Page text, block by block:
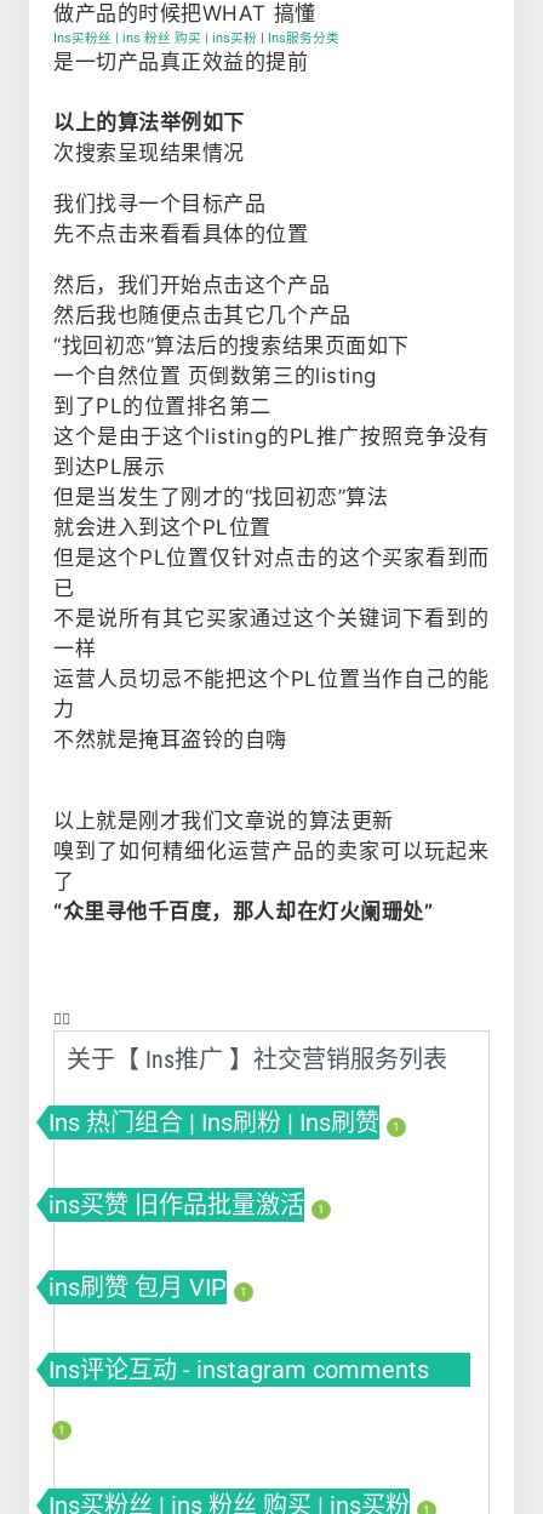
做产品的时候把WHAT 搞懂
Ins买粉丝 | ins 粉丝 购买 | ins买粉 Ins服务分类
是一切产品真正效益的提前
以上的算法举例如下
次搜索呈现结果情况
我们找寻一个目标产品
先不点击来看看具体的位置
然后，我们开始点击这个产品
然后我也随便点击其它几个产品
“找回初恋”算法后的搜索结果页面如下
一个自然位置 页倒数第三的listing
到了PL的位置排名第二
这个是由于这个listing的PL推广按照竞争没有
到达PL展示
但是当发生了刚才的“找回初恋”算法
就会进入到这个PL位置
但是这个PL位置仅针对点击的这个买家看到而
已
不是说所有其它买家通过这个关键词下看到的
一样
运营人员切忌不能把这个PL位置当作自己的能
力
不然就是掩耳盗铃的自嗨
以上就是刚才我们文章说的算法更新
嗅到了如何精细化运营产品的卖家可以玩起来
了
“众里寻他千百度，那人却在灯火阑珊处”
❤️‍🔥
关于【 Ins推广 】社交营销服务列表
Ins 热门组合 | Ins刷粉 | Ins刷赞 1
ins买赞 旧作品批量激活 1
ins刷赞 包月 VIP 1
Ins评论互动 - instagram comments
buy
1
Ins买粉丝 | ins 粉丝 购买 | ins买粉 1